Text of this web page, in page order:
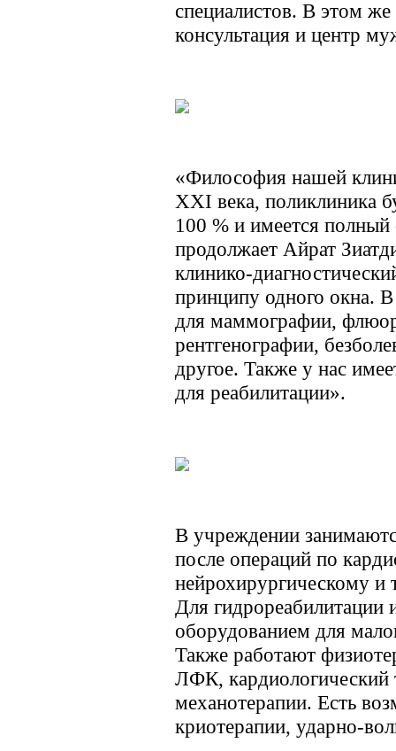
специалистов. В этом же
консультация и центр
«Философия нашей
XXI века, поликлиника
100 % и имеется полный
продолжает Айрат
клинико-
принципу одного окна.
для маммографии,
рентгенографии,
другое. Также у нас
для реабилитации».
В учреждении
после операций по
нейрохирургическому и
Для гидрореабилитации
оборудованием для
Также работают
ЛФК, кардиологический
механотерапии. Есть
криотерапии, ударно-